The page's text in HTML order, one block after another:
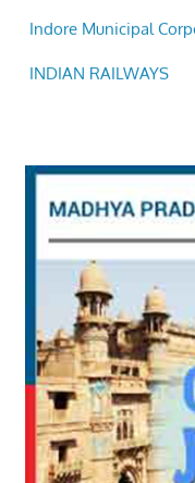
INDIAN RAILWAYS